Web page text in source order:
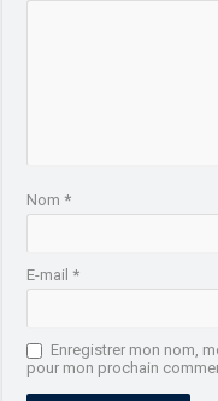
Nom*
E-mail*
Enregistrer mon nom,
pour mon prochain